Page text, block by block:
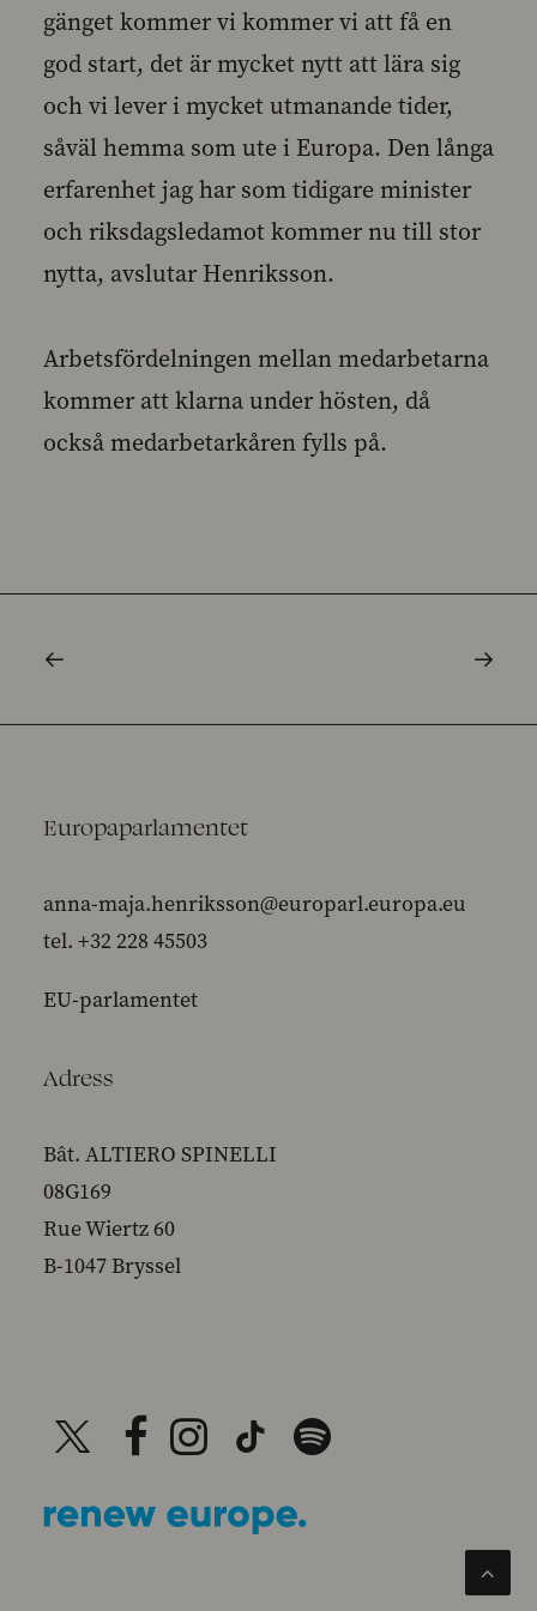
gänget kommer vi kommer vi att få en
god start, det är mycket nytt att lära sig
och vi lever i mycket utmanande tider,
såväl hemma som ute i Europa. Den långa
erfarenhet jag har som tidigare minister
och riksdagsledamot kommer nu till stor
nytta, avslutar Henriksson.
Arbetsfördelningen mellan medarbetarna
kommer att klarna under hösten, då
också medarbetarkåren fylls på.
Europaparlamentet
anna-maja.henriksson@europarl.europa.eu
tel. +32 228 45503
EU-parlamentet
Adress
Bât. ALTIERO SPINELLI
08G169
Rue Wiertz 60
B-1047 Bryssel